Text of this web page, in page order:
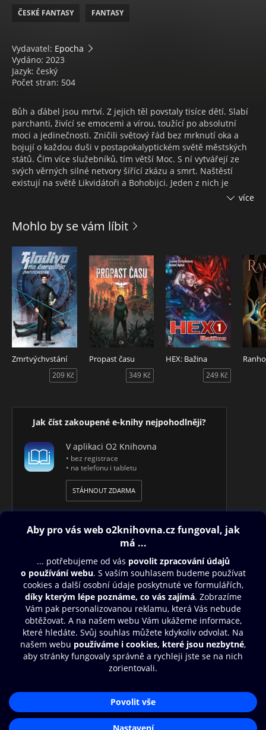
ČESKÉ FANTASY FANTASY
Vydavatel: Epocha
Vydáno: 2023
Jazyk: český
Počet stran: 504
Bůh a ďábel jsou mrtví. Z jejich těl povstaly tisíce dětí. Slabí
parchanti, živící se emocemi a vírou, toužící po absolutní
moci a jedinečnosti. Zničili světový řád bez mrknutí oka a
bojují o každou duši v postapokalyptickém světě městských
států. Čím více služebníků, tím větší Moc. S ní vytvářejí ze
svých věrných silné netvory šířící zkázu a smrt. Naštěstí
existují na světě Likvidátoři a Bohobijci. Jeden z nich je
Samuel Drops. Zabíjí stvůry za peníze, kazí bohům plány a
obklíčené trolly, bere to jako výzvu. Příliš pozdě si uvědomí,
okolností.
více
Mohlo by se vám líbit
Zmrtvýchvstání
209 Kč
Propast času
349 Kč
HEX: Bažina
249 Kč
Jak číst zakoupené e-knihy nejpohodlněji?
V aplikaci O2 Knihovna
• bez registrace
• na telefonu i tabletu
STÁHNOUT ZDARMA
Obsah ke stažení
Moje O2 Knihovna
Další zábava
© O2 Czech Republic a.s.
Zásady zpracování osobních údajůAplikace O2 Knihovna